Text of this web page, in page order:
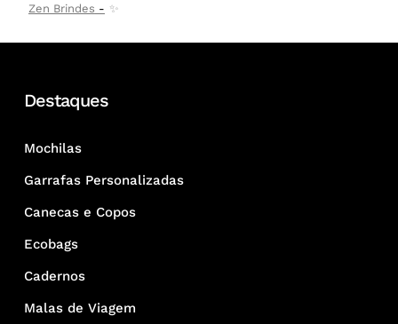
Zen Brindes
✨
Destaques
Mochilas
Garrafas Personalizadas
Canecas e Copos
Ecobags
Cadernos
Malas de Viagem